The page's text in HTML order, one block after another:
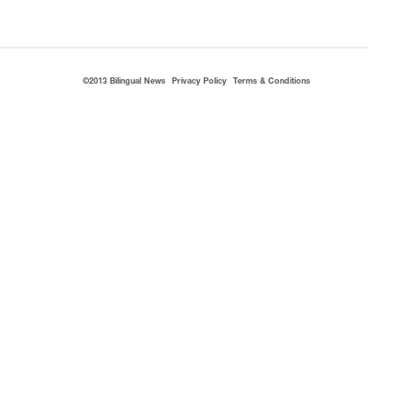
©2013 Bilingual News Privacy Policy Terms & Conditions